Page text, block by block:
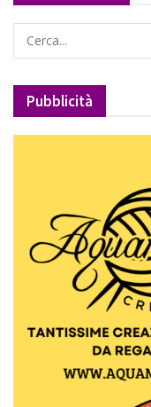
Pubblicità